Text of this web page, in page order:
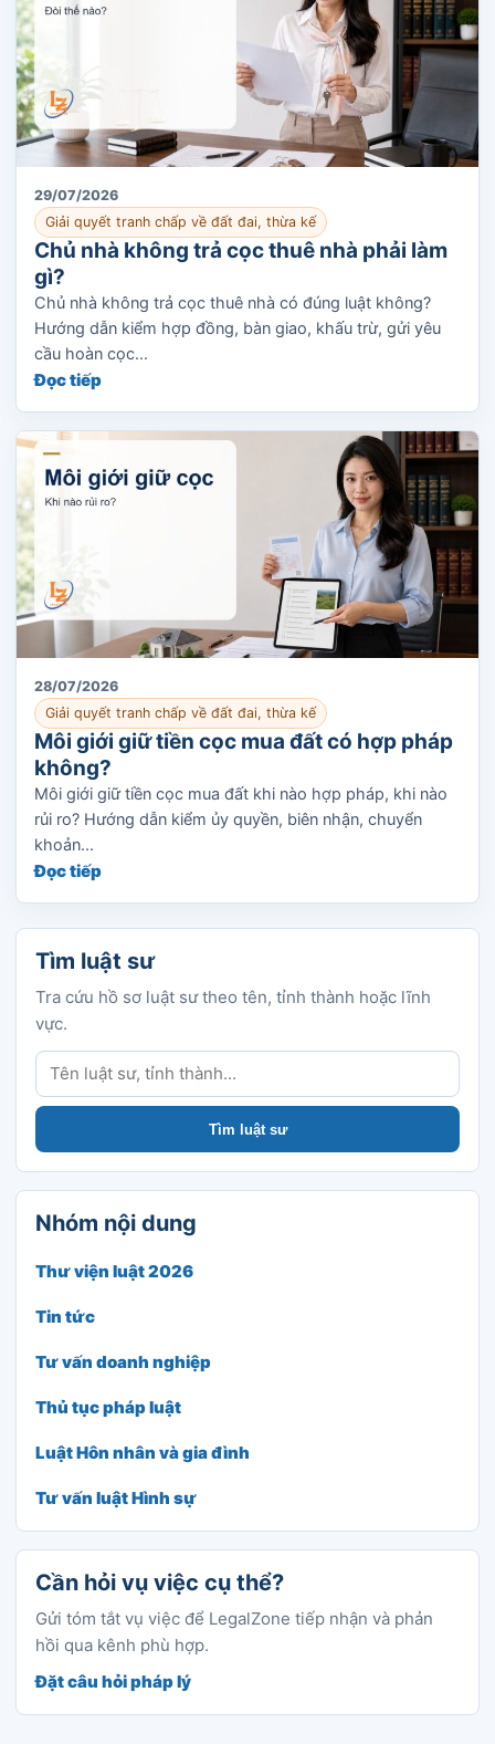
29/07/2026
Giải quyết tranh chấp về đất đai, thừa kế
Chủ nhà không trả cọc thuê nhà phải làm
gì?
Chủ nhà không trả cọc thuê nhà có đúng luật không?
Hướng dẫn kiểm hợp đồng, bàn giao, khấu trừ, gửi yêu
cầu hoàn cọc...
Đọc tiếp
28/07/2026
Giải quyết tranh chấp về đất đai, thừa kế
Môi giới giữ tiền cọc mua đất có hợp pháp
không?
Môi giới giữ tiền cọc mua đất khi nào hợp pháp, khi nào
rủi ro? Hướng dẫn kiểm ủy quyền, biên nhận, chuyển
khoản...
Đọc tiếp
Tìm luật sư
Tra cứu hồ sơ luật sư theo tên, tỉnh thành hoặc lĩnh
vực.
Tìm luật sư
Tìm luật sư
Nhóm nội dung
Thư viện luật 2026
Tin tức
Tư vấn doanh nghiệp
Thủ tục pháp luật
Luật Hôn nhân và gia đình
Tư vấn luật Hình sự
Cần hỏi vụ việc cụ thể?
Gửi tóm tắt vụ việc để LegalZone tiếp nhận và phản
hồi qua kênh phù hợp.
Đặt câu hỏi pháp lý